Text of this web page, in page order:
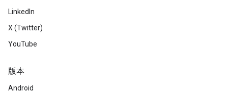
LinkedIn
X (Twitter)
YouTube
版本
Android